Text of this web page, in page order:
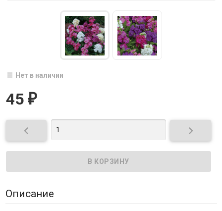
Нет в наличии
45 ₽
 
Описание